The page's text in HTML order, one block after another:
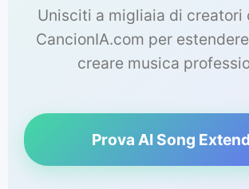
Unisciti a migliaia di creatori
CancionIA.com per
creare musica
Prova AI Song